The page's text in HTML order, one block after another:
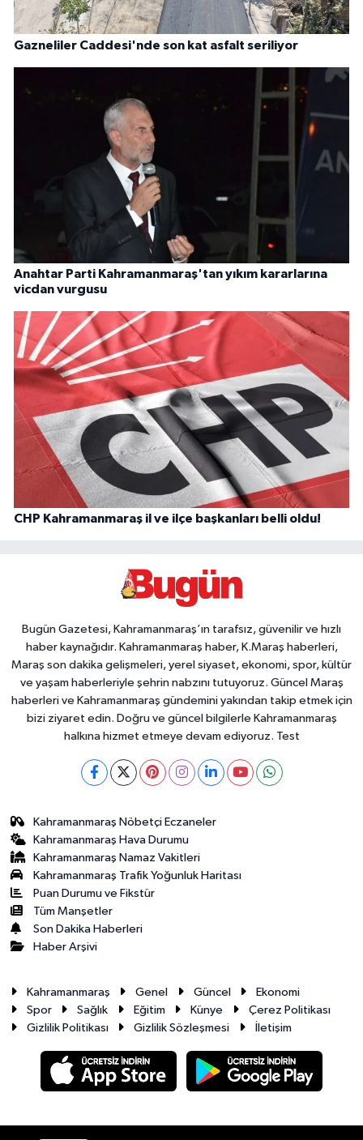
Gazneliler Caddesi'nde son kat asfalt seriliyor
Anahtar Parti Kahramanmaraş'tan yıkım kararlarına
vicdan vurgusu
CHP Kahramanmaraş il ve ilçe başkanları belli oldu!
Bugün Gazetesi, Kahramanmaraş’ın tarafsız, güvenilir ve hızlı
haber kaynağıdır. Kahramanmaraş haber, K.Maraş haberleri,
Maraş son dakika gelişmeleri, yerel siyaset, ekonomi, spor, kültür
ve yaşam haberleriyle şehrin nabzını tutuyoruz. Güncel Maraş
haberleri ve Kahramanmaraş gündemini yakından takip etmek için
bizi ziyaret edin. Doğru ve güncel bilgilerle Kahramanmaraş
halkına hizmet etmeye devam ediyoruz. Test
Kahramanmaraş Nöbetçi Eczaneler
Kahramanmaraş Hava Durumu
Kahramanmaraş Namaz Vakitleri
Kahramanmaraş Trafik Yoğunluk Haritası
Puan Durumu ve Fikstür
Tüm Manşetler
Son Dakika Haberleri
Haber Arşivi
Kahramanmaraş Genel Güncel
Ekonomi
Spor
Sağlık Eğitim Künye
Çerez Politikası
Gizlilik Politikası
Gizlilik Sözleşmesi İletişim